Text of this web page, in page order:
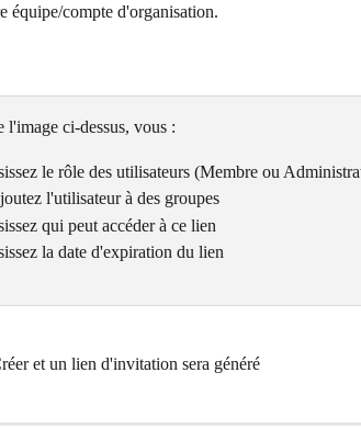
équipe/compte d'organisation.
l'image ci-dessus, vous :
le rôle des utilisateurs (Membre ou
l'utilisateur à des groupes
qui peut accéder à ce lien
la date d'expiration du lien
et un lien d'invitation sera généré